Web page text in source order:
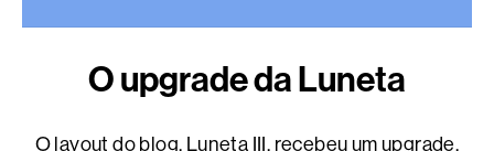
O upgrade da Luneta
O layout do blog, Luneta III, recebeu um upgrade,